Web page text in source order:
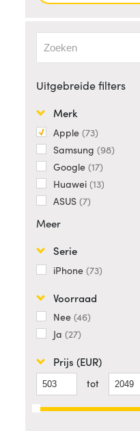
Uitgebreide filters
Merk
Apple 73
Samsung 98
Google 17
Huawei 13
ASUS 7
Meer
Serie
iPhone 73
Voorraad
Nee 46
Ja 27
Prijs (EUR)
tot